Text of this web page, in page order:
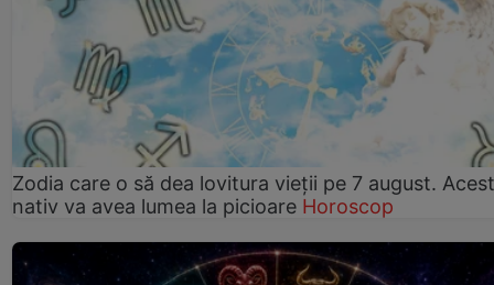
Zodia care o să dea lovitura vieții pe 7 august. Acest
nativ va avea lumea la picioare Horoscop